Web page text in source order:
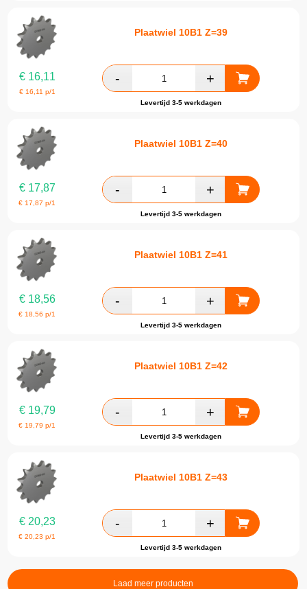
Plaatwiel 10B1 Z=39
€16,11
€ 16,11 p/1
Levertijd 3-5 werkdagen
Plaatwiel 10B1 Z=40
€17,87
€ 17,87 p/1
Levertijd 3-5 werkdagen
Plaatwiel 10B1 Z=41
€18,56
€ 18,56 p/1
Levertijd 3-5 werkdagen
Plaatwiel 10B1 Z=42
€19,79
€ 19,79 p/1
Levertijd 3-5 werkdagen
Plaatwiel 10B1 Z=43
€20,23
€20,23 p/1
Levertijd 3-5 werkdagen
Laad meer producten